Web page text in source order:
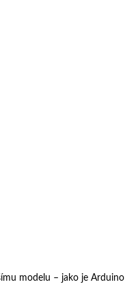
modelu – jako je Arduino